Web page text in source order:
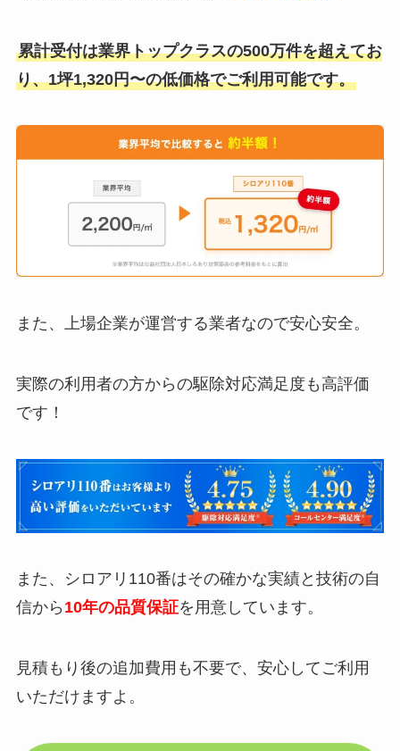
累計受付は業界トップクラスの500万件を超えてお
り、1坪1,320円〜の低価格でご利用可能です。
また、上場企業が運営する業者なので安心安全。
実際の利用者の方からの駆除対応満足度も高評価
です！
また、シロアリ110番はその確かな実績と技術の自
信から 10年の品質保証を用意しています。
見積もり後の追加費用も不要で、安心してご利用
いただけますよ。